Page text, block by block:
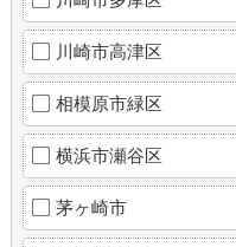
川崎市高津区
相模原市緑区
横浜市瀬谷区
茅ヶ崎市